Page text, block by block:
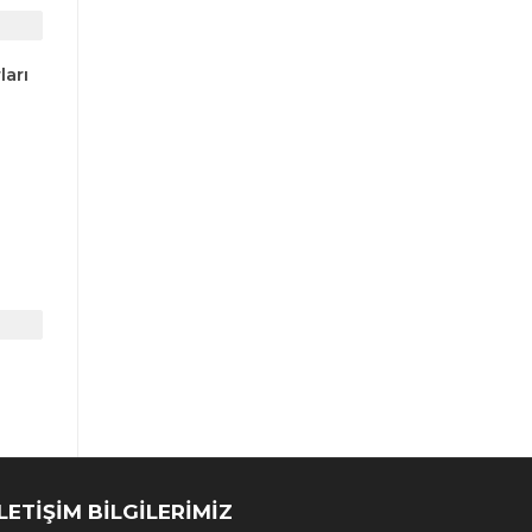
BİLGİLERİMİZ